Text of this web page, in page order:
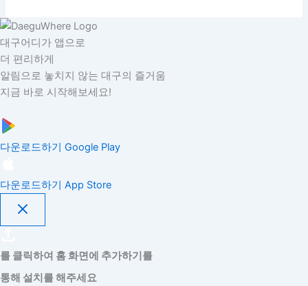
대구어디가 앱으로
더 편리하게
알림으로 놓치지 않는 대구의 즐거움
지금 바로 시작해보세요!
다운로드하기 Google Play
다운로드하기 App Store
를 클릭하여 홈 화면에 추가하기를
통해 설치를 해주세요